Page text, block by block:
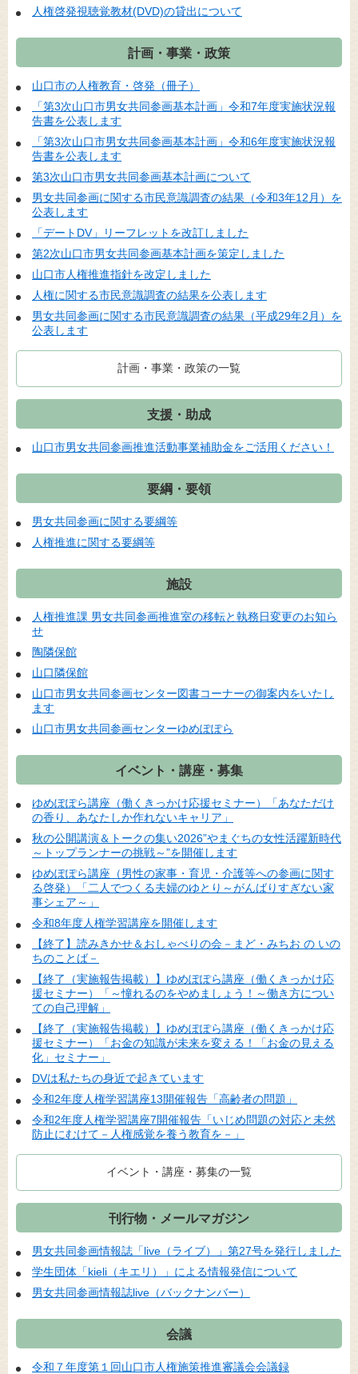
人権啓発視聴覚教材(DVD)の貸出について
計画・事業・政策
山口市の人権教育・啓発（冊子）
「第3次山口市男女共同参画基本計画」令和7年度実施状況報
告書を公表します
「第3次山口市男女共同参画基本計画」令和6年度実施状況報
告書を公表します
第3次山口市男女共同参画基本計画について
男女共同参画に関する市民意識調査の結果（令和3年12月）を
公表します
「デートDV」リーフレットを改訂しました
第2次山口市男女共同参画基本計画を策定しました
山口市人権推進指針を改定しました
人権に関する市民意識調査の結果を公表します
男女共同参画に関する市民意識調査の結果（平成29年2月）を
公表します
計画・事業・政策の一覧
支援・助成
山口市男女共同参画推進活動事業補助金をご活用ください！
要綱・要領
男女共同参画に関する要綱等
人権推進に関する要綱等
施設
人権推進課 男女共同参画推進室の移転と執務日変更のお知ら
せ
陶隣保館
山口隣保館
山口市男女共同参画センター図書コーナーの御案内をいたし
ます
山口市男女共同参画センターゆめぽぽら
イベント・講座・募集
ゆめぽぽら講座（働くきっかけ応援セミナー）「あなただけ
の香り、あなたしか作れないキャリア」
秋の公開講演＆トークの集い2026”やまぐちの女性活躍新時代
～トップランナーの挑戦～”を開催します
ゆめぽぽら講座（男性の家事・育児・介護等への参画に関す
る啓発）「二人でつくる夫婦のゆとり～がんばりすぎない家
事シェア～」
令和8年度人権学習講座を開催します
【終了】読みきかせ＆おしゃべりの会－まど・みちお の いの
ちのことば－
【終了（実施報告掲載）】ゆめぽぽら講座（働くきっかけ応
援セミナー）「～憧れるのをやめましょう！～働き方につい
ての自己理解」
【終了（実施報告掲載）】ゆめぽぽら講座（働くきっかけ応
援セミナー）「お金の知識が未来を変える！「お金の見える
化」セミナー」
DVは私たちの身近で起きています
令和2年度人権学習講座13開催報告「高齢者の問題」
令和2年度人権学習講座7開催報告「いじめ問題の対応と未然
防止にむけて－人権感覚を養う教育を－」
イベント・講座・募集の一覧
刊行物・メールマガジン
男女共同参画情報誌「live（ライブ）」第27号を発行しました
学生団体「kieli（キエリ）」による情報発信について
男女共同参画情報誌live（バックナンバー）
会議
令和７年度第１回山口市人権施策推進審議会会議録